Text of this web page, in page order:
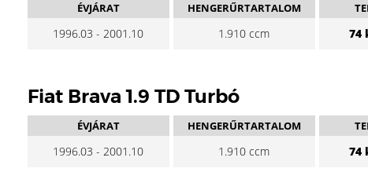
ÉVJÁRAT
1996.03 - 2001.10
HENGERŰRTARTALOM
1.910 ccm 74
Fiat Brava 1.9 TD Turbó
ÉVJÁRAT
1996.03 - 2001.10
HENGERŰRTARTALOM
1.910 ccm 74